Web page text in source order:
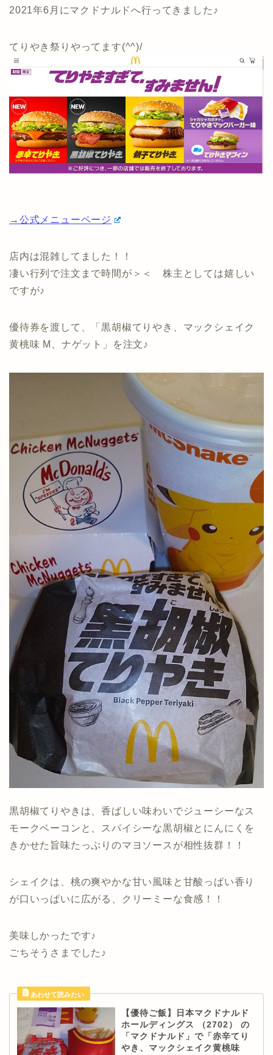
2021年6月にマクドナルドへ行ってきました♪
てりやき祭りやってます(^^)/
→公式メニューページ
店内は混雑してました！！
凄い行列で注文まで時間が＞＜ 株主としては嬉しい
ですが♪
優待券を渡して、「黒胡椒てりやき、マックシェイク
黄桃味 M、ナゲット」を注文♪
黒胡椒てりやきは、香ばしい味わいでジューシーなス
モークベーコンと、スパイシーな黒胡椒とにんにくを
きかせた旨味たっぷりのマヨソースが相性抜群！！
シェイクは、桃の爽やかな甘い風味と甘酸っぱい香り
が口いっぱいに広がる、クリーミーな食感！！
美味しかったです♪
ごちそうさまでした♪
【優待ご飯】日本マクドナルド
ホールディングス （2702） の
「マクドナルド」で「赤辛てり
やき、マックシェイク黄桃味